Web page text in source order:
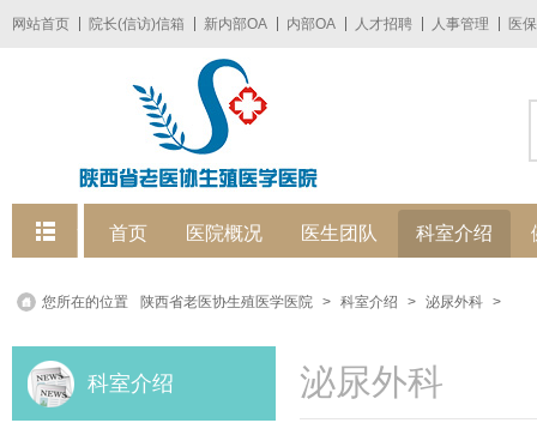
网站首页 院长(信访)信箱 新内部OA 内部OA 人才招聘 人事管理 医
快捷菜单
首页 医院概况 医生团队 科室介绍
您所在的位置 陕西省老医协生殖医学医院 > 科室介绍 > 泌尿外科 >
科室介绍 泌尿外科